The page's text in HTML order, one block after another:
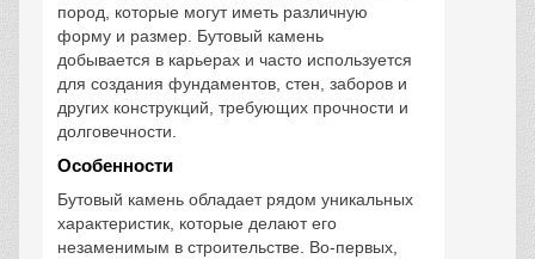
пород, которые могут иметь различную
форму и размер. Бутовый камень
добывается в карьерах и часто используется
для создания фундаментов, стен, заборов и
других конструкций, требующих прочности и
долговечности.
Особенности
Бутовый камень обладает рядом уникальных
характеристик, которые делают его
незаменимым в строительстве. Во-первых,